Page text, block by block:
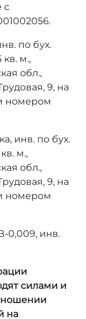
с
по бух.
м.,
обл.,
9, на
номером
инв. по бух.
м.,
обл.,
9, на
номером
0,009, инв.
силами и
на